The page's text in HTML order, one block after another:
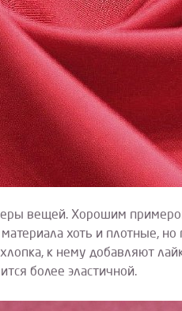
вещей. Хорошим
хоть и плотные,
к нему добавляют
более эластичной.